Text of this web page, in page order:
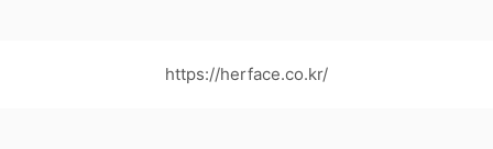
https://herface.co.kr/